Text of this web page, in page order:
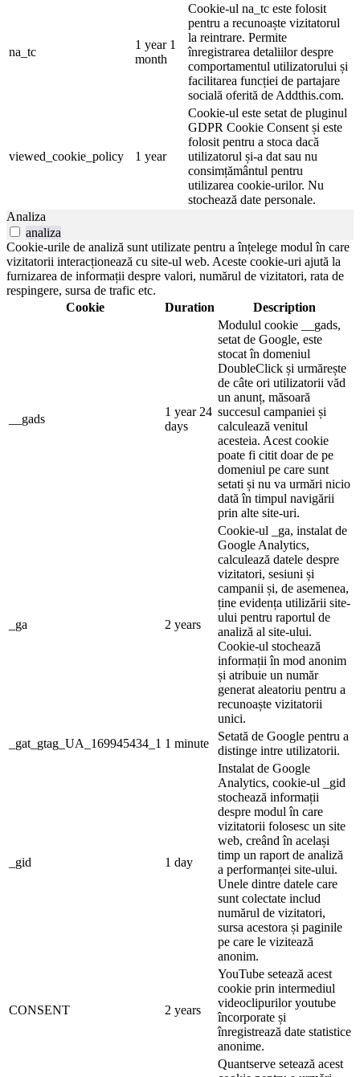
na_tc
1 year 1
month
Cookie-ul na_tc este folosit
pentru a recunoaște vizitatorul
la reintrare. Permite
înregistrarea detaliilor despre
comportamentul utilizatorului și
facilitarea funcției de partajare
socială oferită de Addthis.com.
viewed_cookie_policy 1 year
Cookie-ul este setat de pluginul
GDPR Cookie Consent și este
folosit pentru a stoca dacă
utilizatorul și-a dat sau nu
consimțământul pentru
utilizarea cookie-urilor. Nu
stochează date personale.
Analiza
analiza
Cookie-urile de analiză sunt utilizate pentru a înțelege modul în care
vizitatorii interacționează cu site-ul web. Aceste cookie-uri ajută la
furnizarea de informații despre valori, numărul de vizitatori, rata de
respingere, sursa de trafic etc.
Cookie
Duration Description
__gads
1 year 24
days
Modulul cookie __gads,
setat de Google, este
stocat în domeniul
DoubleClick și urmărește
de câte ori utilizatorii văd
un anunț, măsoară
succesul campaniei și
calculează venitul
acesteia. Acest cookie
poate fi citit doar de pe
domeniul pe care sunt
setati și nu va urmări nicio
dată în timpul navigării
prin alte site-uri.
_ga 2 years
Cookie-ul _ga, instalat de
Google Analytics,
calculează datele despre
vizitatori, sesiuni și
campanii și, de asemenea,
ține evidența utilizării site-
ului pentru raportul de
analiză al site-ului.
Cookie-ul stochează
informații în mod anonim
și atribuie un număr
generat aleatoriu pentru a
recunoaște vizitatorii
unici.
_gat_gtag_UA_169945434_1 1 minute
Setată de Google pentru a
distinge intre utilizatorii.
_gid 1 day
Instalat de Google
Analytics, cookie-ul _gid
stochează informații
despre modul în care
vizitatorii folosesc un site
web, creând în același
timp un raport de analiză
a performanței site-ului.
Unele dintre datele care
sunt colectate includ
numărul de vizitatori,
sursa acestora și paginile
pe care le vizitează
anonim.
CONSENT 2 years
YouTube setează acest
cookie prin intermediul
videoclipurilor youtube
încorporate și
înregistrează date statistice
anonime.
Quantserve setează acest